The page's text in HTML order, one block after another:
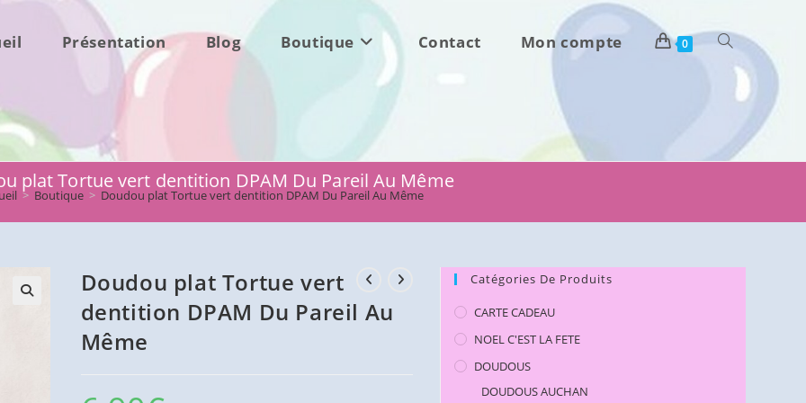
Présentation Blog Boutique Contact Mon compte 0 Toggle
plat Tortue vert dentition DPAM Du Pareil Au Même
> Boutique > Doudou plat Tortue vert dentition DPAM Du Pareil Au Même
Doudou plat Tortue vert
dentition DPAM Du Pareil Au
Même
Catégories De Produits
CARTE CADEAU
NOEL C'EST LA FETE
DOUDOUS
DOUDOUS AUCHAN